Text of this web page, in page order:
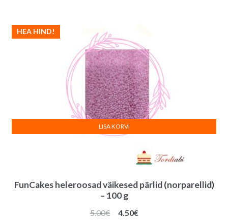
FunCakes heleroosad väikesed pärlid (norparellid)
– 100 g
HEA HIND!
5.00€
Algne
4.50€Praegune
LISA KORVI